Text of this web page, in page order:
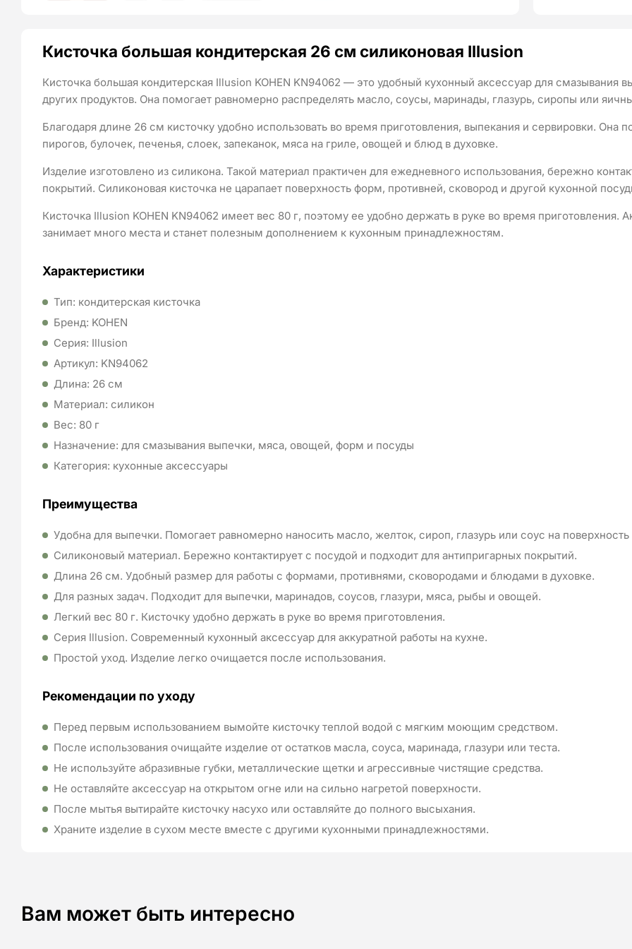
Кисточка большая кондитерская 26 см силиконовая Illusion
Кисточка большая кондитерская Illusion KOHEN KN94062 — это удобный кухонный аксессуар для
других продуктов. Она помогает равномерно распределять масло, соусы, маринады, глазурь, сиропы или
Благодаря длине 26 см кисточку удобно использовать во время приготовления, выпекания и сервировки. Она
пирогов, булочек, печенья, слоек, запеканок, мяса на гриле, овощей и блюд в духовке.
Изделие изготовлено из силикона. Такой материал практичен для ежедневного использования, бережно
покрытий. Силиконовая кисточка не царапает поверхность форм, противней, сковород и другой кухонной
Кисточка Illusion KOHEN KN94062 имеет вес 80 г, поэтому ее удобно держать в руке во время приготовления.
занимает много места и станет полезным дополнением к кухонным принадлежностям.
Характеристики
Тип: кондитерская кисточка
Бренд: KOHEN
Серия: Illusion
Артикул: KN94062
Длина: 26 см
Материал: силикон
Вес: 80 г
Назначение: для смазывания выпечки, мяса, овощей, форм и посуды
Категория: кухонные аксессуары
Преимущества
Удобна для выпечки. Помогает равномерно наносить масло, желток, сироп, глазурь или соус на поверхность
Силиконовый материал. Бережно контактирует с посудой и подходит для антипригарных покрытий.
Длина 26 см. Удобный размер для работы с формами, противнями, сковородами и блюдами в духовке.
Для разных задач. Подходит для выпечки, маринадов, соусов, глазури, мяса, рыбы и овощей.
Легкий вес 80 г. Кисточку удобно держать в руке во время приготовления.
Серия Illusion. Современный кухонный аксессуар для аккуратной работы на кухне.
Простой уход. Изделие легко очищается после использования.
Рекомендации по уходу
Перед первым использованием вымойте кисточку теплой водой с мягким моющим средством.
После использования очищайте изделие от остатков масла, соуса, маринада, глазури или теста.
Не используйте абразивные губки, металлические щетки и агрессивные чистящие средства.
Не оставляйте аксессуар на открытом огне или на сильно нагретой поверхности.
После мытья вытирайте кисточку насухо или оставляйте до полного высыхания.
Храните изделие в сухом месте вместе с другими кухонными принадлежностями.
Вам может быть интересно